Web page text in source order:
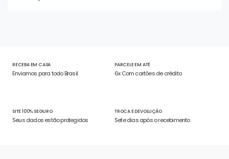
RECEBA EM CASA
Enviamos para todo Brasil
PARCELE EM ATÉ
6x Com cartões de crédito
SITE 100% SEGURO
Seus dados estão protegidos
TROCA E DEVOLUÇÃO
Sete dias após o recebimento